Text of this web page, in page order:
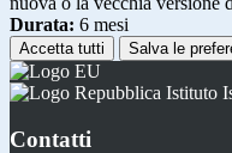
Durata: 6 mesi
Accetta tutti Salva le
Istituto
Contatti